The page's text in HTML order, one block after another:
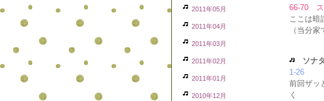
2011年05月
2011年04月
2011年03月
2011年02月
2011年01月
2010年12月
66-70 ス
ここは暗
（当分
ソナ
1-26
前回ザッ
く